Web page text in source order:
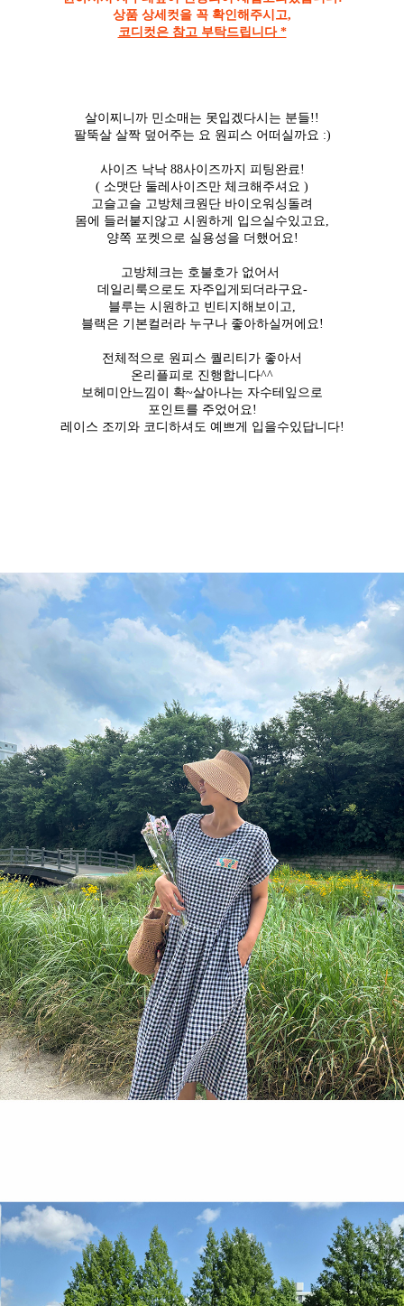
상품 상세컷을 꼭 확인해주시고,
코디컷은 참고 부탁드립니다 *
살이찌니까 민소매는 못입겠다시는 분들!!
팔뚝살 살짝 덮어주는 요 원피스 어떠실까요 :)
사이즈 낙낙 88사이즈까지 피팅완료!
( 소맷단 둘레사이즈만 체크해주셔요 )
고슬고슬 고방체크원단 바이오워싱돌려
몸에 들러붙지않고 시원하게 입으실수있고요,
양쪽 포켓으로 실용성을 더했어요!
고방체크는 호불호가 없어서
데일리룩으로도 자주입게되더라구요-
블루는 시원하고 빈티지해보이고,
블랙은 기본컬러라 누구나 좋아하실꺼에요!
전체적으로 원피스 퀄리티가 좋아서
온리플피로 진행합니다^^
보헤미안느낌이 확~살아나는 자수테잎으로
포인트를 주었어요!
레이스 조끼와 코디하셔도 예쁘게 입을수있답니다!